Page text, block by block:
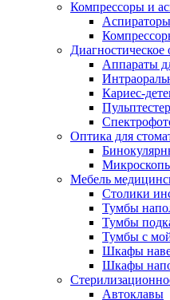
Компрессоры и
Аспираторы
Диагностическое
Аппараты
Кариес-
Оптика для
Мебель
Столики
Тумбы
Тумбы
Тумбы с
Шкафы
Шкафы
Автоклавы